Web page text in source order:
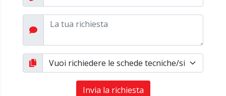
Invia la richiesta